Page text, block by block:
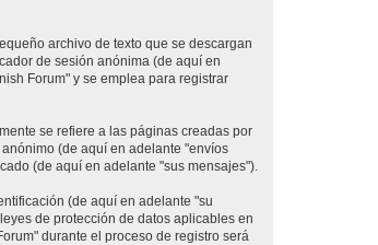
archivo de texto que se descargan
de sesión anónima (de aquí en
Forum" y se emplea para registrar
se refiere a las páginas creadas por
(de aquí en adelante "envíos
(de aquí en adelante "sus mensajes").
(de aquí en adelante "su
de protección de datos aplicables en
durante el proceso de registro será